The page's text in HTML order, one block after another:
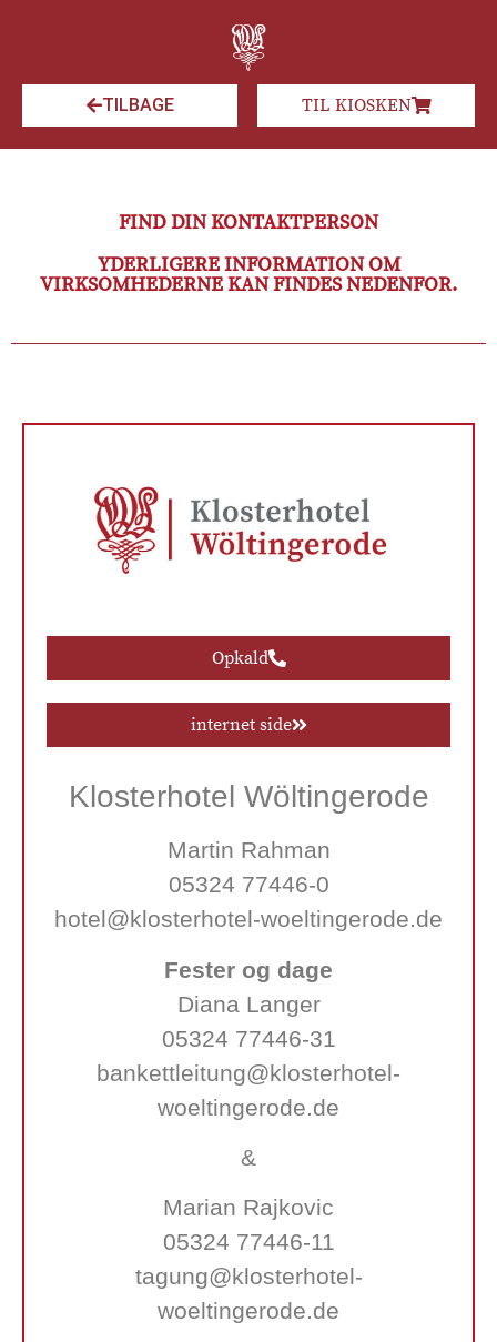
TILBAGE TIL KIOSKEN
FIND DIN KONTAKTPERSON
YDERLIGERE INFORMATION OM
VIRKSOMHEDERNE KAN FINDES NEDENFOR.
Opkald
internet side
Klosterhotel Wöltingerode
Martin Rahman
05324 77446-0
hotel@klosterhotel-woeltingerode.de
Fester og dage
Diana Langer
05324 77446-31
bankettleitung@klosterhotel-
woeltingerode.de
&
Marian Rajkovic
05324 77446-11
tagung@klosterhotel-
woeltingerode.de